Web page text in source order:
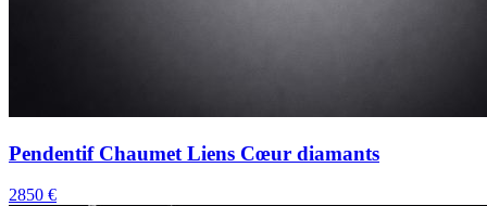
Pendentif Chaumet Liens Cœur diamants
2850 €